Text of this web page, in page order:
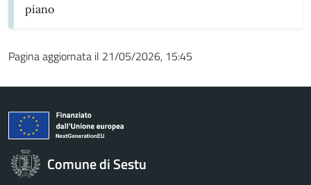
piano
Pagina aggiornata il 21/05/2026, 15:45
Comune di Sestu